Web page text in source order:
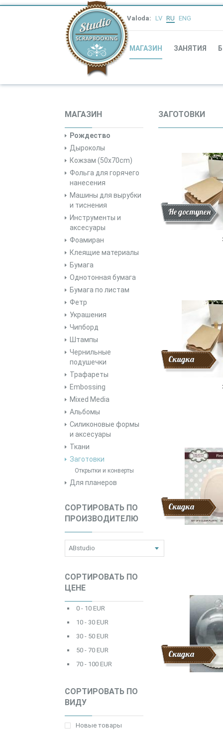
Valoda: LV RU ENG
МАГАЗИН ЗАНЯТИЯ
МАГАЗИН
Рождество
Дыроколы
Кожзам (50x70cm)
Фольга для горячего
нанесения
Машины для вырубки
и тиснения
Инструменты и
аксесуары
Фоамиран
Клеящие материалы
Бумага
Однотонная бумага
Бумага по листам
Фетр
Украшения
Чипборд
Штампы
Чернильные
подушечки
Трафареты
Embossing
Mixed Media
Альбомы
Силиконовые формы
и аксесуары
Ткани
Заготовки
Открытки и конверты
Для планеров
СОРТИРОВАТЬ ПО
ПРОИЗВОДИТЕЛЮ
СОРТИРОВАТЬ ПО
ЦЕНЕ
0 - 10 EUR
10 - 30 EUR
30 - 50 EUR
50 - 70 EUR
70 - 100 EUR
СОРТИРОВАТЬ ПО
ВИДУ
Новые товары
ЗАГОТОВКИ
Скидка
Новинки
Не доступен
Скидка
Скидка
Скидка